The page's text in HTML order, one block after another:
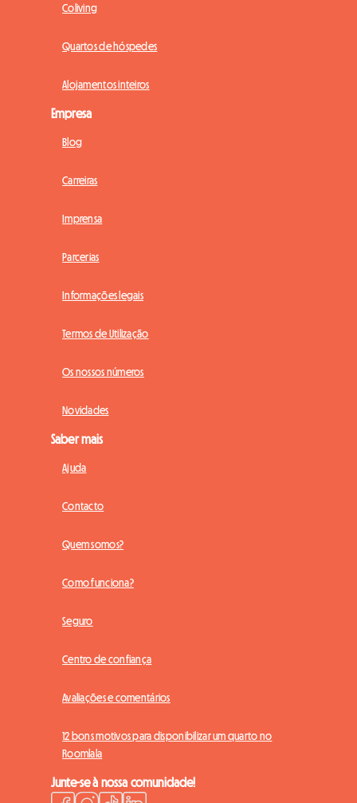
Coliving
Quartos de hóspedes
Alojamentos inteiros
Empresa
Blog
Carreiras
Imprensa
Parcerias
Informações legais
Termos de Utilização
Os nossos números
Novidades
Saber mais
Ajuda
Contacto
Quem somos?
Como funciona?
Seguro
Centro de confiança
Avaliações e comentários
12 bons motivos para disponibilizar um quarto no
Roomlala
Junte-se à nossa comunidade!